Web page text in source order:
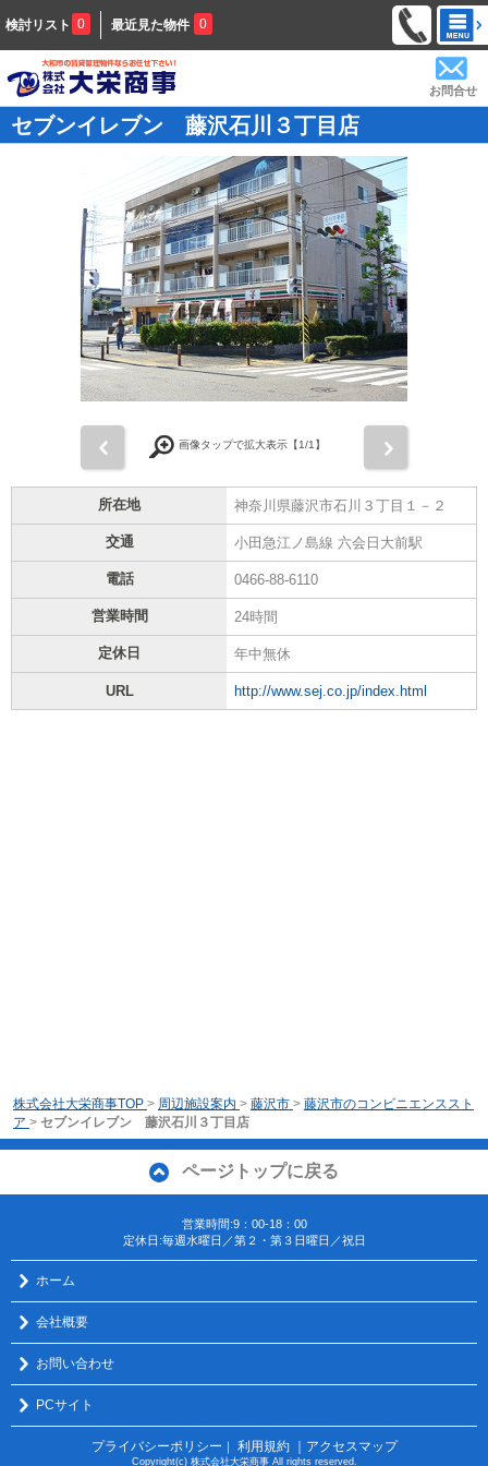
検討リスト 0 最近見た物件 0
お問合せ
セブンイレブン 藤沢石川３丁目店
画像タップで拡大表示【1/1】
所在地 神奈川県藤沢市石川３丁目１－２
交通 小田急江ノ島線 六会日大前駅
電話 0466-88-6110
営業時間 24時間
定休日 年中無休
URL http://www.sej.co.jp/index.html
株式会社大栄商事TOP > 周辺施設案内 > 藤沢市 > 藤沢市のコンビニエンススト
ア > セブンイレブン 藤沢石川３丁目店
ページトップに戻る
営業時間:9：00-18：00
定休日:毎週水曜日／第２・第３日曜日／祝日
ホーム
会社概要
お問い合わせ
PCサイト
プライバシーポリシー ｜ 利用規約 ｜アクセスマップ
Copyright(c) 株式会社大栄商事 All rights reserved.